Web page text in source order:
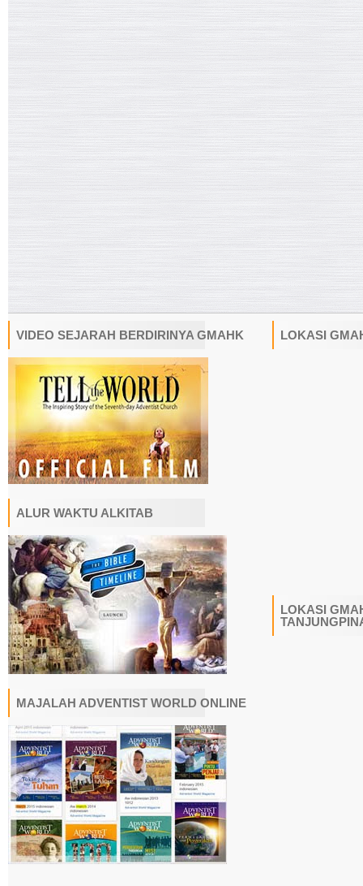
VIDEO SEJARAH BERDIRINYA GMAHK
ALUR WAKTU ALKITAB
MAJALAH ADVENTIST WORLD ONLINE
LOKASI
LOKASI